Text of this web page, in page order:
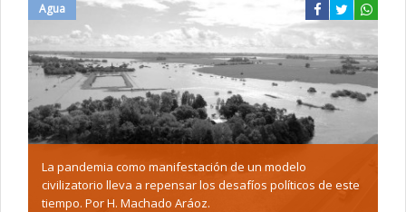
Agua
La pandemia como manifestación de un modelo
civilizatorio lleva a repensar los desafíos políticos de este
tiempo. Por H. Machado Aráoz.